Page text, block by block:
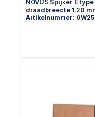
NOVUS Spijker E
Artikelnummer: